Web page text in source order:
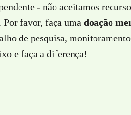
- não aceitamos
favor, faça uma doação
de pesquisa,
e faça a diferença!